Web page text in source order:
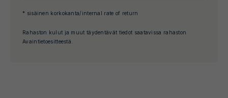
* sisäinen korkokanta/internal rate of return
Rahaston kulut ja muut täydentävät tiedot saatavissa rahaston
Avaintietoesitteestä.